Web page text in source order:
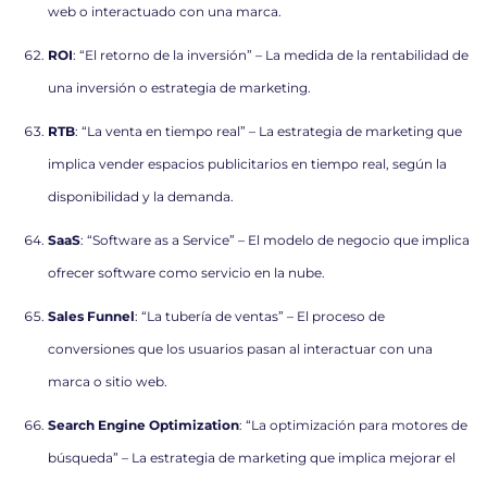
web o interactuado con una marca.
ROI: “El retorno de la inversión” – La medida de la rentabilidad de
una inversión o estrategia de marketing.
RTB: “La venta en tiempo real” – La estrategia de marketing que
implica vender espacios publicitarios en tiempo real, según la
disponibilidad y la demanda.
SaaS: “Software as a Service” – El modelo de negocio que implica
ofrecer software como servicio en la nube.
Sales Funnel: “La tubería de ventas” – El proceso de
conversiones que los usuarios pasan al interactuar con una
marca o sitio web.
Search Engine Optimization: “La optimización para motores de
búsqueda” – La estrategia de marketing que implica mejorar el